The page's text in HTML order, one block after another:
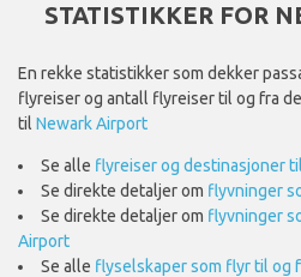
STATISTIKKER FOR
En rekke statistikker som dekker
flyreiser og antall flyreiser til og fra
til Newark Airport
Se alle flyreiser og destinasjoner
Se direkte detaljer om flyvninger
Se direkte detaljer om flyvninger
Airport
Se alle flyselskaper som flyr til og